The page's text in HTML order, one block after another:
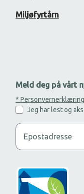
Miljøfyrtårn
Meld deg på vårt
* Personvernerklæring
Jeg har lest og
Legg til din epost